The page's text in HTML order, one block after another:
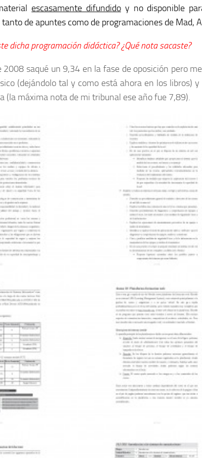
escasamente difundidoy no disponible
de apuntes como de programaciones de Mad,
dicha programación didáctica? ¿Qué nota sacaste?
2008 saqué un 9,34 en la fase de oposición pero
(dejándolo tal y como está ahora en los libros)
(la máxima nota de mi tribunal ese año fue 7,89).